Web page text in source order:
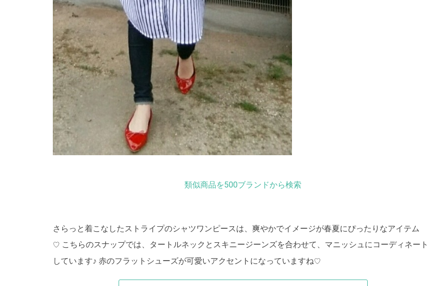
類似商品を500ブランドから検索
さらっと着こなしたストライプのシャツワンピースは、爽やかでイメージが春夏にぴったりなアイテム
♡ こちらのスナップでは、タートルネックとスキニージーンズを合わせて、マニッシュにコーディネート
しています♪ 赤のフラットシューズが可愛いアクセントになっていますね♡